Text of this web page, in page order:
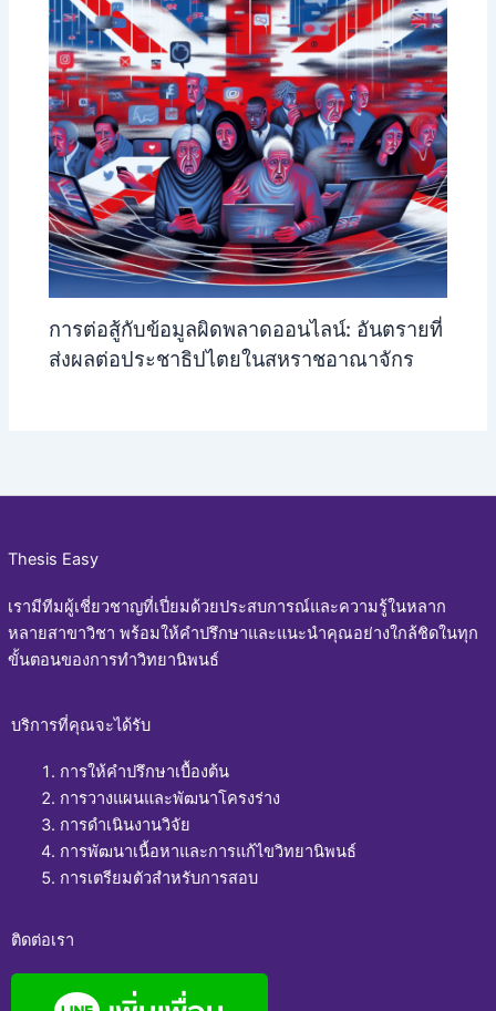
การต่อสู้กับข้อมูลผิดพลาดออนไลน์: อันตรายที่
ส่งผลต่อประชาธิปไตยในสหราชอาณาจักร
Thesis Easy
เรามีทีมผู้เชี่ยวชาญที่เปี่ยมด้วยประสบการณ์และความรู้ในหลาก
หลายสาขาวิชา พร้อมให้คำปรึกษาและแนะนำคุณอย่างใกล้ชิดในทุก
ขั้นตอนของการทำวิทยานิพนธ์
บริการที่คุณจะได้รับ
การให้คำปรึกษาเบื้องต้น
การวางแผนและพัฒนาโครงร่าง
การดำเนินงานวิจัย
การพัฒนาเนื้อหาและการแก้ไขวิทยานิพนธ์
การเตรียมตัวสำหรับการสอบ
ติดต่อเรา